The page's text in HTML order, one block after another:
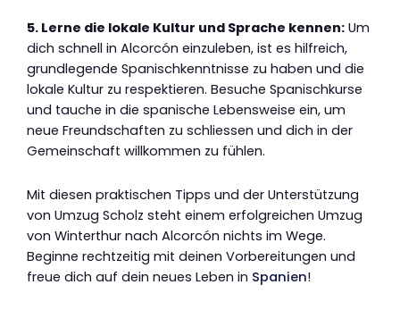
5. Lerne die lokale Kultur und Sprache kennen: Um
dich schnell in Alcorcón einzuleben, ist es hilfreich,
grundlegende Spanischkenntnisse zu haben und die
lokale Kultur zu respektieren. Besuche Spanischkurse
und tauche in die spanische Lebensweise ein, um
neue Freundschaften zu schliessen und dich in der
Gemeinschaft willkommen zu fühlen.
Mit diesen praktischen Tipps und der Unterstützung
von Umzug Scholz steht einem erfolgreichen Umzug
von Winterthur nach Alcorcón nichts im Wege.
Beginne rechtzeitig mit deinen Vorbereitungen und
freue dich auf dein neues Leben in Spanien!